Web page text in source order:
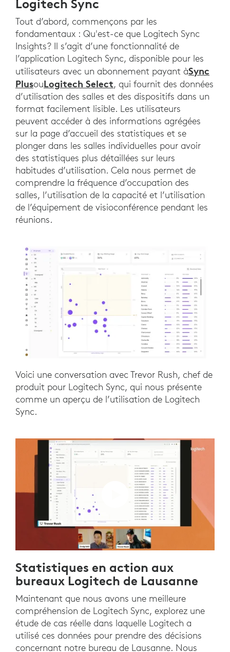
Logitech Sync
Tout d’abord, commençons par les
fondamentaux : Qu'est-ce que Logitech Sync
Insights? Il s’agit d’une fonctionnalité de
l’application Logitech Sync, disponible pour les
utilisateurs avec un abonnement payant àSync
PlusouLogitech Select, qui fournit des données
d’utilisation des salles et des dispositifs dans un
format facilement lisible. Les utilisateurs
peuvent accéder à des informations agrégées
sur la page d’accueil des statistiques et se
plonger dans les salles individuelles pour avoir
des statistiques plus détaillées sur leurs
habitudes d’utilisation. Cela nous permet de
comprendre la fréquence d’occupation des
salles, l’utilisation de la capacité et l’utilisation
de l’équipement de visioconférence pendant les
réunions.
Voici une conversation avec Trevor Rush, chef de
produit pour Logitech Sync, qui nous présente
comme un aperçu de l’utilisation de Logitech
Sync.
Statistiques en action aux
bureaux Logitech de Lausanne
Maintenant que nous avons une meilleure
compréhension de Logitech Sync, explorez une
étude de cas réelle dans laquelle Logitech a
utilisé ces données pour prendre des décisions
concernant notre bureau de Lausanne. Nous